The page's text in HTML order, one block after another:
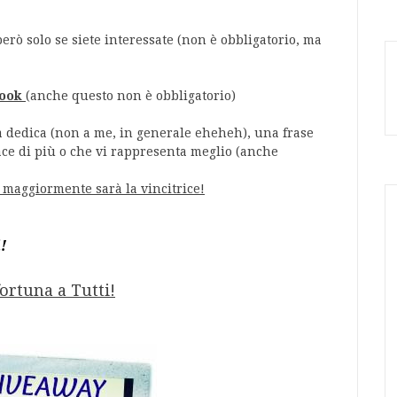
solo se siete interessate (non è obbligatorio, ma
(anche questo non è obbligatorio)
(non a me, in generale eheheh), una frase
di più o che vi rappresenta meglio (anche
sarà la vincitrice!
a Tutti!